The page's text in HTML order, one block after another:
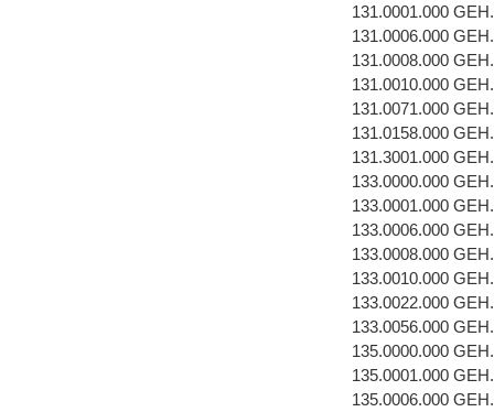
131.0001.000
131.0006.000
131.0008.000
131.0010.000
131.0071.000
131.0158.000
131.3001.000
133.0000.000
133.0001.000
133.0006.000
133.0008.000
133.0010.000
133.0022.000
133.0056.000
135.0000.000
135.0001.000
135.0006.000